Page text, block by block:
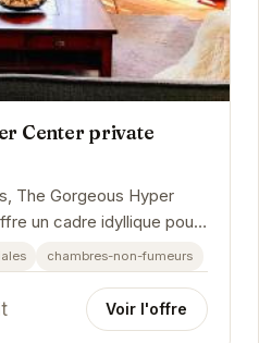
Center private
The Gorgeous Hyper
un cadre idyllique pour
jardin privé,...
chambres-non-fumeurs
Voir l'offre